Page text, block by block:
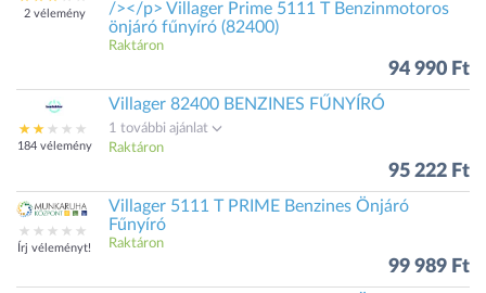
2 vélemény
/></p> Villager Prime 5111 T Benzinmotoros
önjáró fűnyíró (82400)
Raktáron
94 990 Ft
184 vélemény
Villager 82400 BENZINES FŰNYÍRÓ
1 további ajánlat
Raktáron
95 222 Ft
Írj véleményt!
Villager 5111 T PRIME Benzines Önjáró
Fűnyíró
Raktáron
99 989 Ft